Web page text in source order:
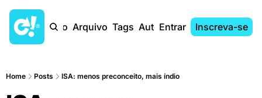
Início Arquivo Tags AutoresEntrar Inscreva-se
Home Posts ISA: menos preconceito, mais índio